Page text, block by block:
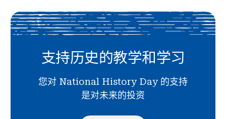
支持历史的教学和学习
您对 National History Day 的支持
是对未来的投资